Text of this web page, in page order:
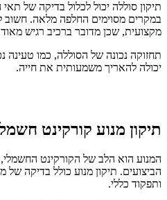
תיקון סוללה יכול לכלול בדיקה של
במקרים מסוימים החלפה מלאה.
מקצועית, שכן מדובר ברכיב רגיש
תחזוקה נכונה של הסוללה, כמו טעינה
יכולה להאריך משמעותית את חייה.
תיקון מנוע קורקינט
המנוע הוא הלב של הקורקינט
הביצועים. תיקון מנוע כולל בדיקה
ותפקוד כללי.